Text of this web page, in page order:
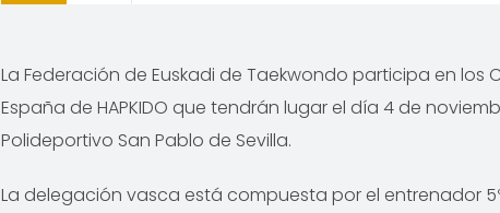
La Federación de Euskadi de Taekwondo participa en los
España de HAPKIDO que tendrán lugar el día 4 de
Polideportivo San Pablo de Sevilla.
La delegación vasca está compuesta por el entrenador